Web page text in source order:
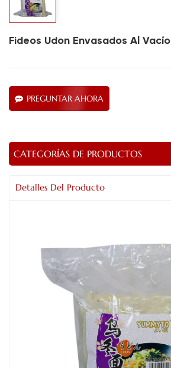
Fideos Udon Envasados Al Vacío
PREGUNTAR AHORA
CATEGORÍAS DE PRODUCTOS
Detalles Del Producto